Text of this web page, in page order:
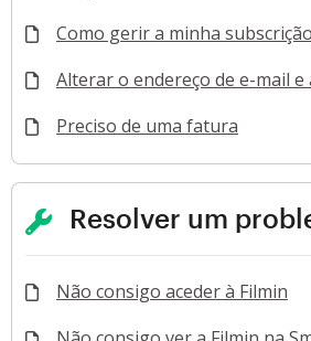
Como gerir a minha subscrição
Alterar o endereço de e-mail e
Preciso de uma fatura
Resolver um
Não consigo aceder à Filmin